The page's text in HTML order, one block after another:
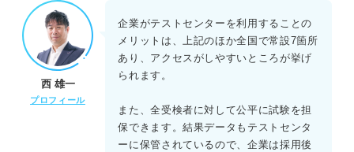
西 雄一
プロフィール
企業がテストセンターを利用することの
メリットは、上記のほか全国で常設7箇所
あり、アクセスがしやすいところが挙げ
られます。
また、全受検者に対して公平に試験を担
保できます。結果データもテストセンタ
ーに保管されているので、企業は採用後